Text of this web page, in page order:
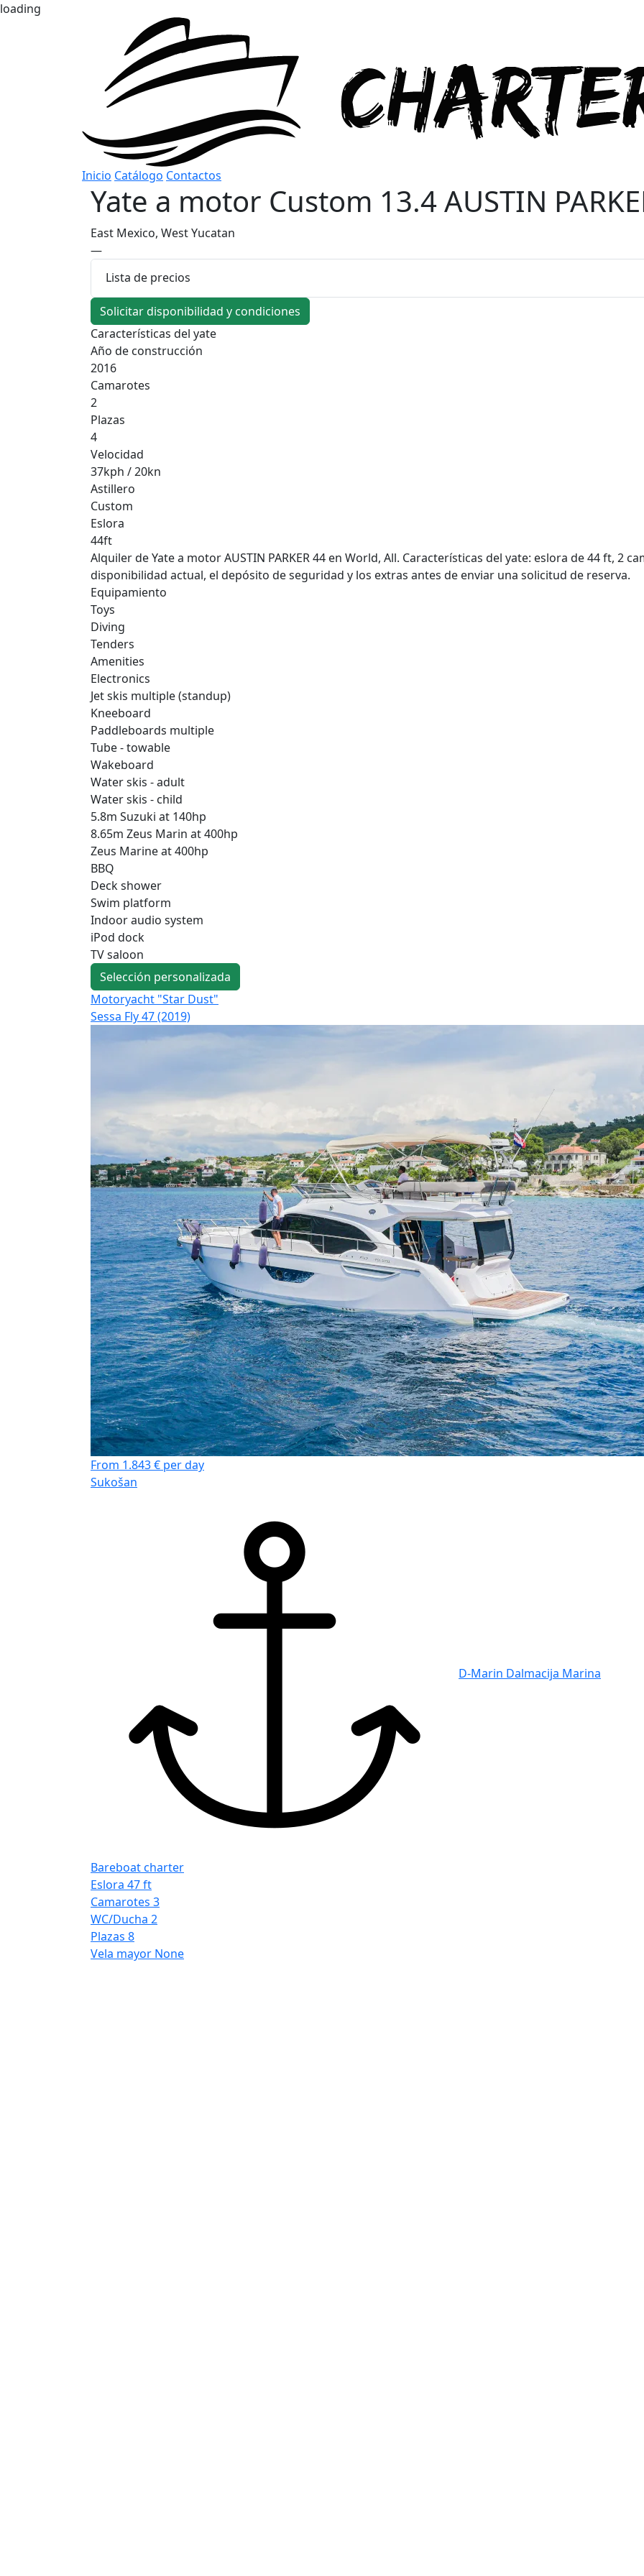
loading
Inicio Catálogo Contactos
Yate a motor Custom 13.4 AUSTIN
East Mexico, West Yucatan
—
Lista de precios
Solicitar disponibilidad y condiciones
Características del yate
Año de construcción
2016
Camarotes
2
Plazas
4
Velocidad
37kph / 20kn
Astillero
Custom
Eslora
44ft
Alquiler de Yate a motor AUSTIN PARKER 44 en World, All. Características del yate: eslora de 44 ft, 2
disponibilidad actual, el depósito de seguridad y los extras antes de enviar una solicitud de reserva.
Equipamiento
Toys
Diving
Tenders
Amenities
Electronics
Jet skis multiple (standup)
Kneeboard
Paddleboards multiple
Tube - towable
Wakeboard
Water skis - adult
Water skis - child
5.8m Suzuki at 140hp
8.65m Zeus Marin at 400hp
Zeus Marine at 400hp
BBQ
Deck shower
Swim platform
Indoor audio system
iPod dock
TV saloon
Selección personalizada
Motoryacht "Star Dust"
Sessa Fly 47 (2019)
From 1.843 € per day
Sukošan
D-Marin Dalmacija Marina
Bareboat charter
Eslora 47 ft
Camarotes 3
WC/Ducha 2
Plazas 8
Vela mayor None